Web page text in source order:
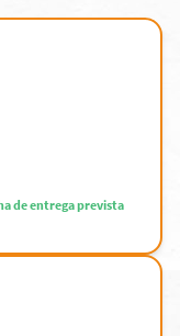
de entrega prevista